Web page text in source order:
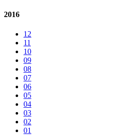
2016
12
11
10
09
08
07
06
05
04
03
02
01